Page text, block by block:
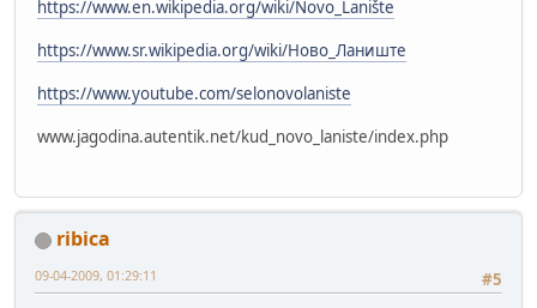
https://www.en.wikipedia.org/wiki/Novo_Lanište
https://www.sr.wikipedia.org/wiki/Ново_Ланиште
https://www.youtube.com/selonovolaniste
www.jagodina.autentik.net/kud_novo_laniste/index.php
ribica
#5
09-04-2009, 01:29:11